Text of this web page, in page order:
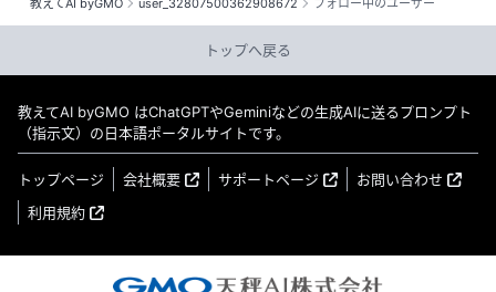
教えてAI byGMO user_32807500362908672 フォロー中のユーザー
トップへ戻る
教えてAI byGMO はChatGPTやGeminiなどの生成AIに送るプロンプト
（指示文）の日本語ポータルサイトです。
トップページ 会社概要 サポートページ
お問い合わせ
利用規約